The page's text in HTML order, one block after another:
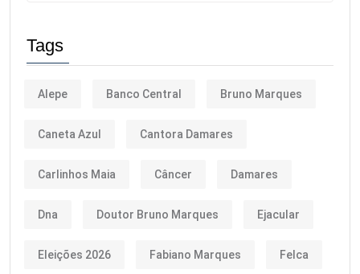
Tags
Alepe Banco Central Bruno Marques
Caneta Azul Cantora Damares
Carlinhos Maia Câncer Damares
Dna Doutor Bruno Marques Ejacular
Eleições 2026 Fabiano Marques Felca